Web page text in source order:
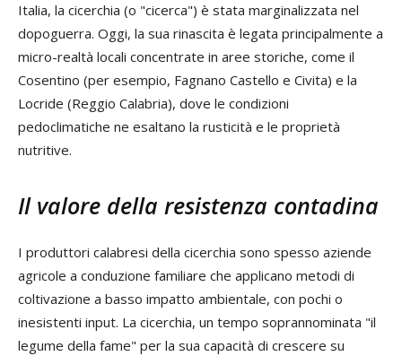
Italia, la cicerchia (o "cicerca") è stata marginalizzata nel
dopoguerra. Oggi, la sua rinascita è legata principalmente a
micro-realtà locali concentrate in aree storiche, come il
Cosentino (per esempio, Fagnano Castello e Civita) e la
Locride (Reggio Calabria), dove le condizioni
pedoclimatiche ne esaltano la rusticità e le proprietà
nutritive.
Il valore della resistenza contadina
I produttori calabresi della cicerchia sono spesso aziende
agricole a conduzione familiare che applicano metodi di
coltivazione a basso impatto ambientale, con pochi o
inesistenti input. La cicerchia, un tempo soprannominata "il
legume della fame" per la sua capacità di crescere su